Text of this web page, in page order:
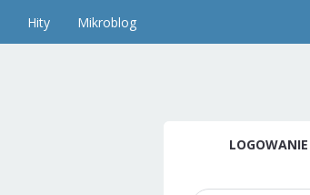
Hity Mikroblog
LOGOWANIE